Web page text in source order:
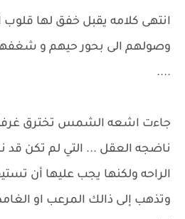
انتهى كلامه يقبل خفق لها قلوب
وصولهم الى بحور حيهم و
....
جاءت اشعه الشمس تخترق غرفة
ناضجه العقل ... التي لم تكن قد
الراحه ولكنها يجب عليها أن
وتذهب إلى ذالك المرعب او